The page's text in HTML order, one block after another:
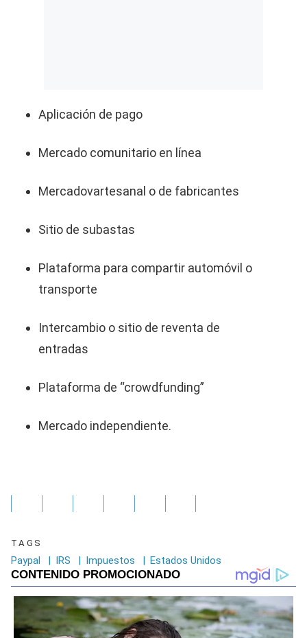
Aplicación de pago
Mercado comunitario en línea
Mercadovartesanal o de fabricantes
Sitio de subastas
Plataforma para compartir automóvil o
transporte
Intercambio o sitio de reventa de
entradas
Plataforma de “crowdfunding”
Mercado independiente.
TAGS
Paypal | IRS | Impuestos | Estados Unidos